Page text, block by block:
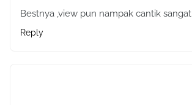
Bestnya ,view pun nampak cantik sangat
Reply